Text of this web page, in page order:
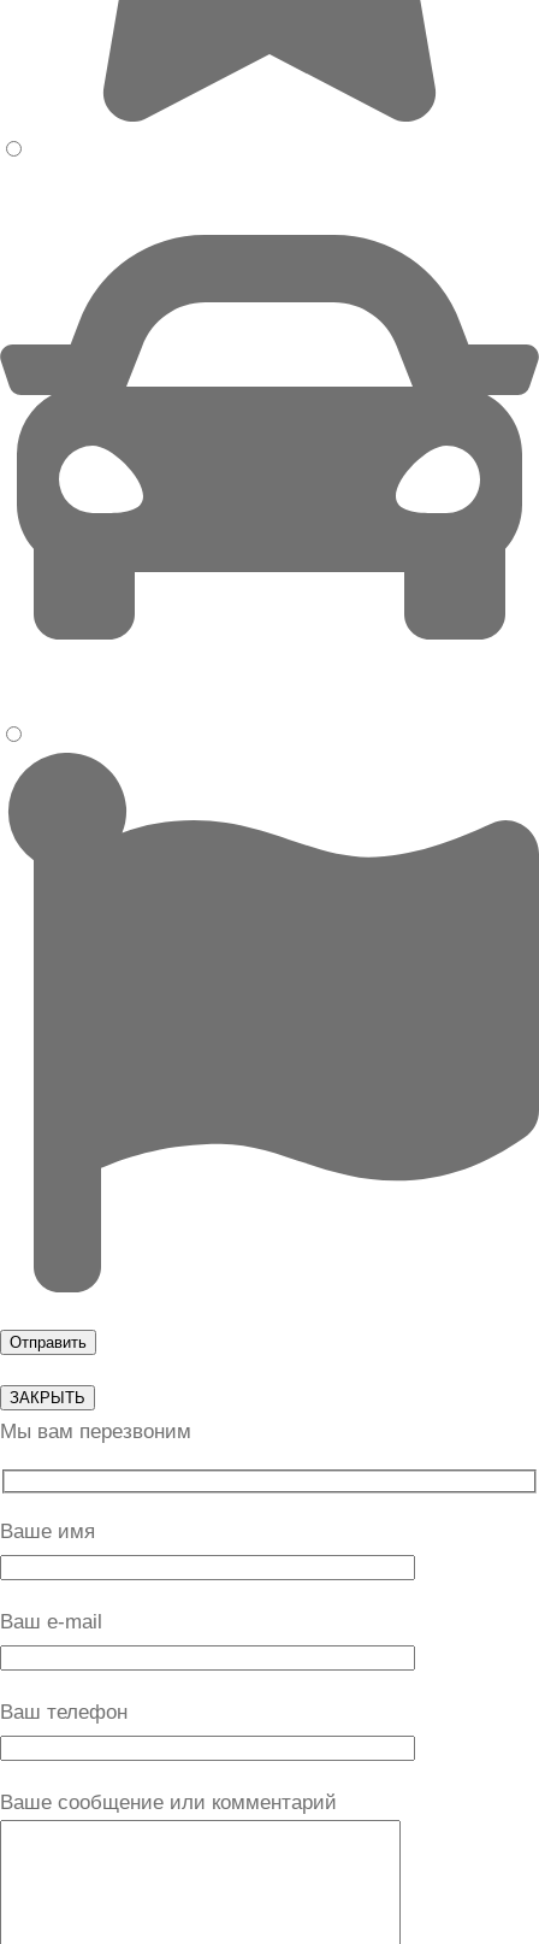
ЗАКРЫТЬ
Мы вам перезвоним
Ваше имя
Ваш e-mail
Ваш телефон
Ваше сообщение или комментарий